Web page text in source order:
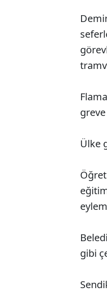
Ülke
gibi